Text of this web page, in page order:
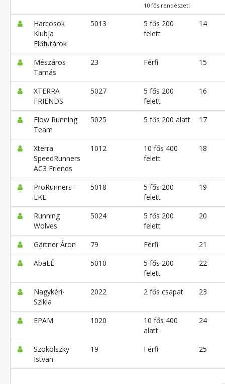
10 fős rendészeti
Harcosok
Klubja
Előfutárok
5013
5 fős 200
felett
14
Mészáros
Tamás
23 Férfi 15
XTERRA
FRIENDS
5027
5 fős 200
felett
16
Flow Running
Team
5025 5 fős 200 alatt 17
Xterra
SpeedRunners
AC3 Friends
1012
10 fős 400
felett
18
ProRunners -
EKE
5018
5 fős 200
felett
19
Running
Wolves
5024
5 fős 200
felett
20
Gärtner Áron 79 Férfi
21
AbaLÉ
5010
5 fős 200
felett
22
Nagykéri-
Szikla
2022 2 fős csapat 23
EPAM 1020
10 fős 400
alatt
24
Szokolszky
Istvan
19 Férfi 25